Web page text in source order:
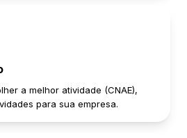
a melhor atividade (CNAE),
para sua empresa.